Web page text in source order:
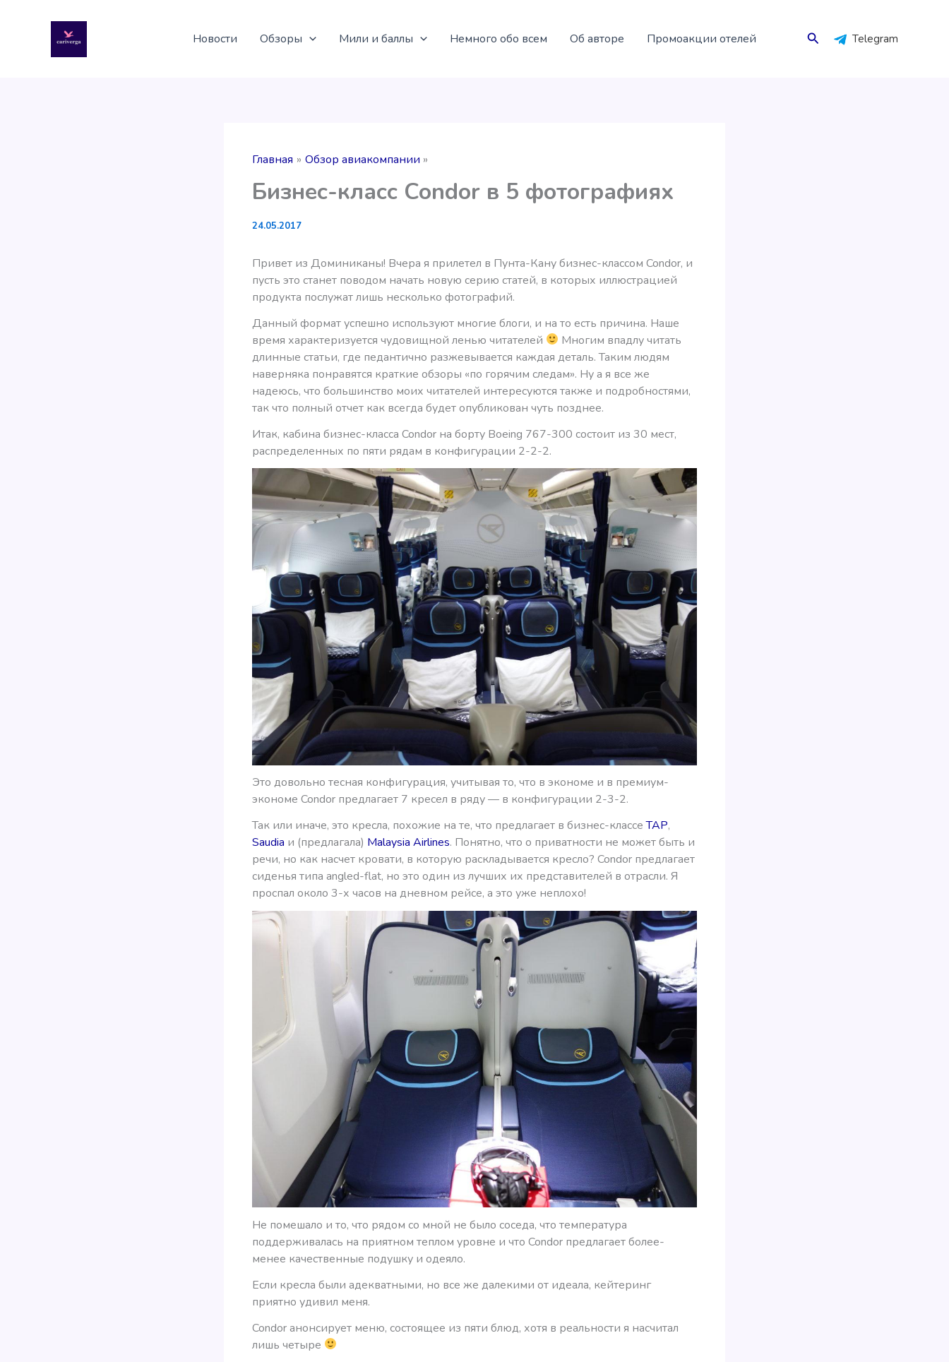
содержимому
Новости Обзоры Мили и баллы Немного обо всем Об авторе Промоакции отелей Поиск Telegram
Главная Обзор авиакомпании
Бизнес-класс Condor в 5 фотографиях
24.05.2017
Привет из Доминиканы! Вчера я прилетел в Пунта-Кану бизнес-классом Condor, и
пусть это станет поводом начать новую серию статей, в которых иллюстрацией
продукта послужат лишь несколько фотографий.
Данный формат успешно используют многие блоги, и на то есть причина. Наше
время характеризуется чудовищной ленью читателей
Многим впадлу читать
длинные статьи, где педантично разжевывается каждая деталь. Таким людям
наверняка понравятся краткие обзоры «по горячим следам». Ну а я все же
надеюсь, что большинство моих читателей интересуются также и подробностями,
так что полный отчет как всегда будет опубликован чуть позднее.
Итак, кабина бизнес-класса Condor на борту Boeing 767-300 состоит из 30 мест,
распределенных по пяти рядам в конфигурации 2-2-2.
Это довольно тесная конфигурация, учитывая то, что в экономе и в премиум-
экономе Condor предлагает 7 кресел в ряду — в конфигурации 2-3-2.
Так или иначе, это кресла, похожие на те, что предлагает в бизнес-классеТАР,
Saudia и (предлагала) Malaysia Airlines. Понятно, что о приватности не может быть и
речи, но как насчет кровати, в которую раскладывается кресло? Condor предлагает
сиденья типа angled-flat, но это один из лучших их представителей в отрасли. Я
проспал около 3-х часов на дневном рейсе, а это уже неплохо!
Не помешало и то, что рядом со мной не было соседа, что температура
поддерживалась на приятном теплом уровне и что Condor предлагает более-
менее качественные подушку и одеяло.
Если кресла были адекватными, но все же далекими от идеала, кейтеринг
приятно удивил меня.
Condor анонсирует меню, состоящее из пяти блюд, хотя в реальности я насчитал
лишь четыре